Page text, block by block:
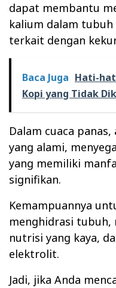
dapat membantu
kalium dalam tubuh
terkait dengan
Baca Juga Hati-
Kopi yang Tidak
Dalam cuaca
yang alami,
yang memiliki
signifikan.
Kemampuannya
menghidrasi tubuh,
nutrisi yang kaya,
elektrolit.
Jadi, jika Anda